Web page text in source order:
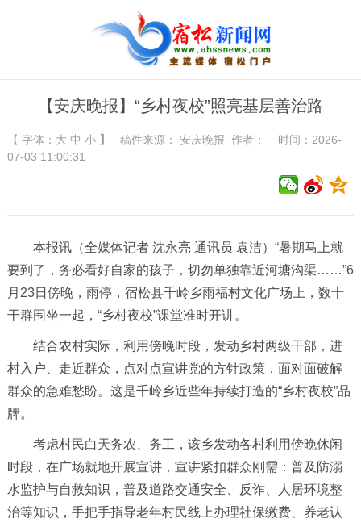
【安庆晚报】“乡村夜校”照亮基层善治路
【 字体： 大 中 小】 稿件来源： 安庆晚报 作者： 时间：2026-
07-03 11:00:31
本报讯（全媒体记者 沈永亮 通讯员 袁洁）“暑期马上就
要到了，务必看好自家的孩子，切勿单独靠近河塘沟渠……”6
月23日傍晚，雨停，宿松县千岭乡雨福村文化广场上，数十
干群围坐一起，“乡村夜校”课堂准时开讲。
结合农村实际，利用傍晚时段，发动乡村两级干部，进
村入户、走近群众，点对点宣讲党的方针政策，面对面破解
群众的急难愁盼。这是千岭乡近些年持续打造的“乡村夜校”品
牌。
考虑村民白天务农、务工，该乡发动各村利用傍晚休闲
时段，在广场就地开展宣讲，宣讲紧扣群众刚需：普及防溺
水监护与自救知识，普及道路交通安全、反诈、人居环境整
治等知识，手把手指导老年村民线上办理社保缴费、养老认